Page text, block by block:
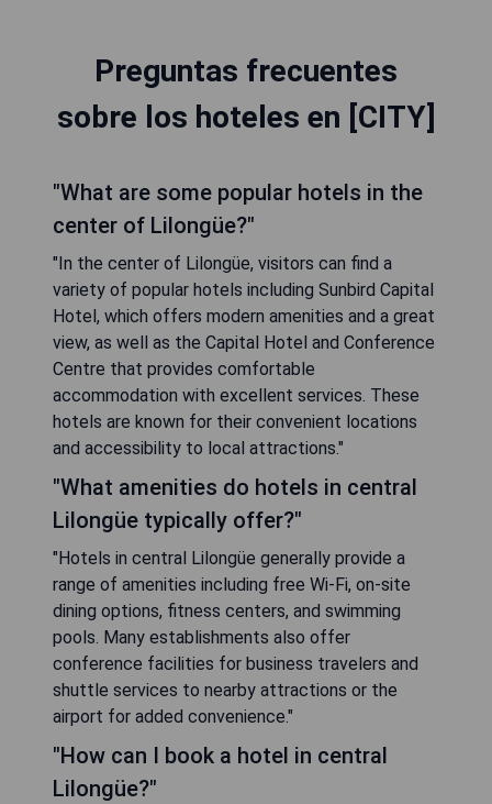
Preguntas frecuentes
sobre los hoteles en [CITY]
"What are some popular hotels in the
center of Lilongüe?"
"In the center of Lilongüe, visitors can find a
variety of popular hotels including Sunbird Capital
Hotel, which offers modern amenities and a great
view, as well as the Capital Hotel and Conference
Centre that provides comfortable
accommodation with excellent services. These
hotels are known for their convenient locations
and accessibility to local attractions."
"What amenities do hotels in central
Lilongüe typically offer?"
"Hotels in central Lilongüe generally provide a
range of amenities including free Wi-Fi, on-site
dining options, fitness centers, and swimming
pools. Many establishments also offer
conference facilities for business travelers and
shuttle services to nearby attractions or the
airport for added convenience."
"How can I book a hotel in central
Lilongüe?"